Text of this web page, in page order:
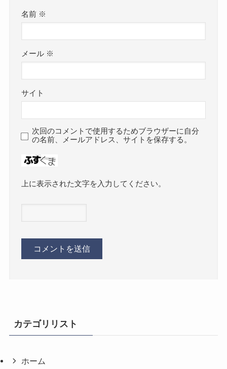
名前 ※
メール ※
サイト
次回のコメントで使用するためブラウザーに自分
の名前、メールアドレス、サイトを保存する。
上に表示された文字を入力してください。
カテゴリリスト
ホーム